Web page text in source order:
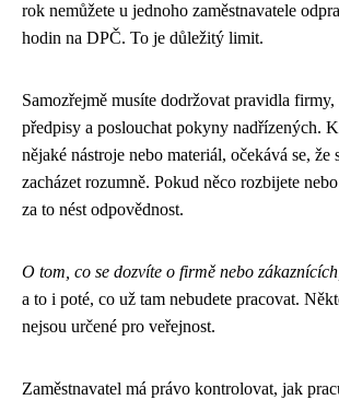
rok nemůžete u jednoho zaměstnavatele
hodin na DPČ. To je důležitý limit.
Samozřejmě musíte dodržovat pravidla firmy,
předpisy a poslouchat pokyny nadřízených.
nějaké nástroje nebo materiál, očekává se, že
zacházet rozumně. Pokud něco rozbijete
za to nést odpovědnost.
O tom, co se dozvíte o firmě nebo
a to i poté, co už tam nebudete pracovat.
nejsou určené pro veřejnost.
Zaměstnavatel má právo kontrolovat, jak